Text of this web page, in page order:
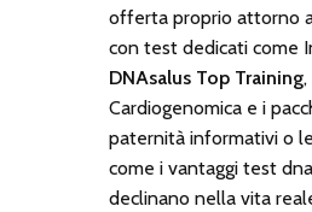
offerta proprio attorno
con test dedicati come
DNAsalus Top Training,
Cardiogenomicae i
paternità informativi o
come i vantaggi test
declinano nella vita